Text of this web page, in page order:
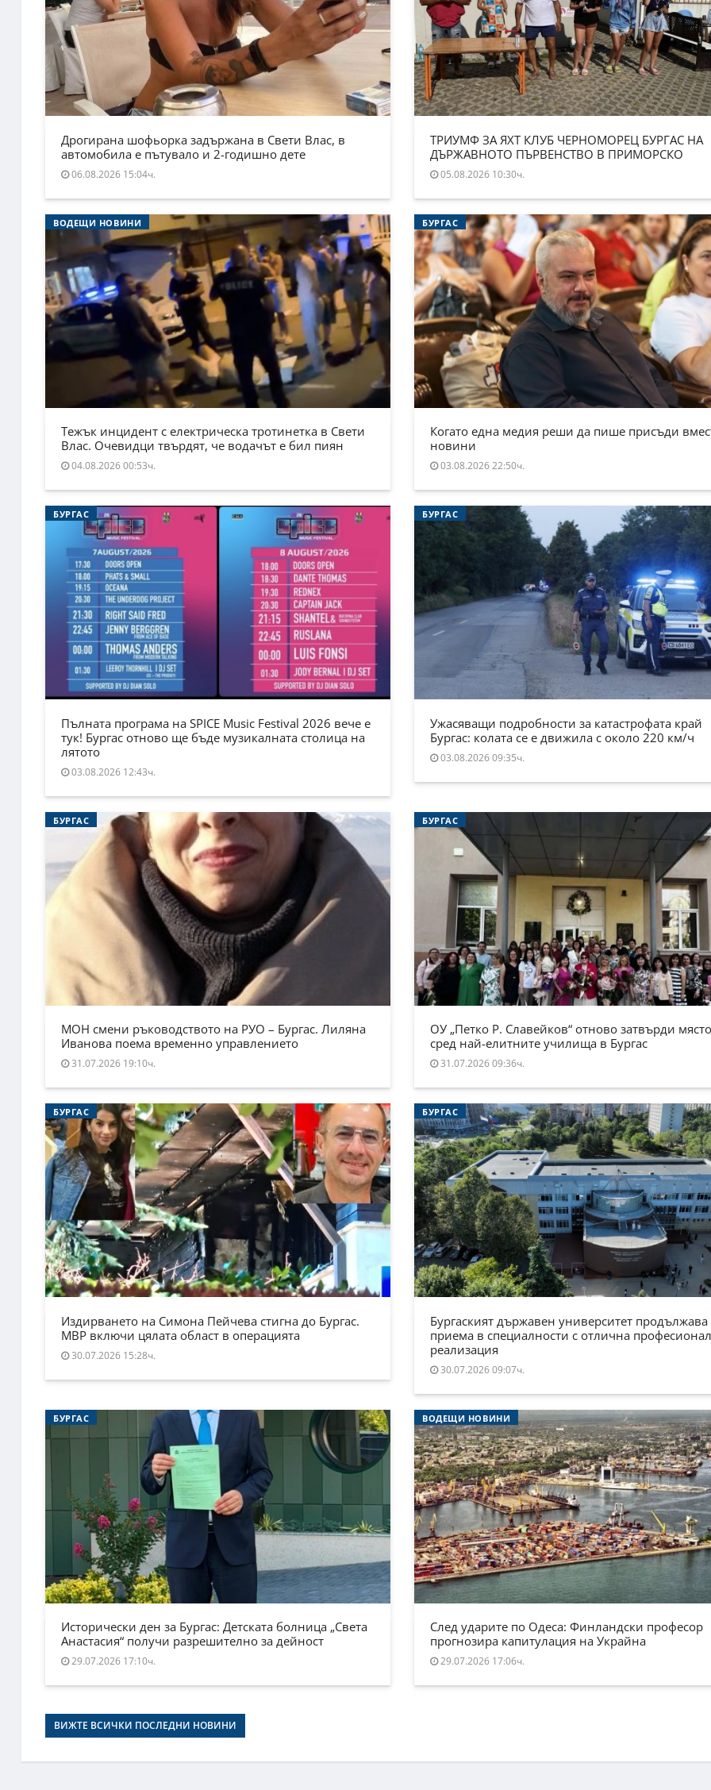
Дрогирана шофьорка задържана в Свети Влас, в
автомобила е пътувало и 2-годишно дете
06.08.2026 15:04ч.
ТРИУМФ ЗА ЯХТ КЛУБ ЧЕРНОМОРЕЦ БУРГАС НА
ДЪРЖАВНОТО ПЪРВЕНСТВО В ПРИМОРСКО
05.08.2026 10:30ч.
ВОДЕЩИ НОВИНИ
Тежък инцидент с електрическа тротинетка в Свети
Влас. Очевидци твърдят, че водачът е бил пиян
04.08.2026 00:53ч.
БУРГАС
Когато една медия реши да пише присъди
новини
03.08.2026 22:50ч.
БУРГАС
Пълната програма на SPICE Music Festival 2026 вече е
тук! Бургас отново ще бъде музикалната столица на
лятото
03.08.2026 12:43ч.
БУРГАС
Ужасяващи подробности за катастрофата край
Бургас: колата се е движила с около 220 км/ч
03.08.2026 09:35ч.
БУРГАС
МОН смени ръководството на РУО – Бургас. Лиляна
Иванова поема временно управлението
31.07.2026 19:10ч.
БУРГАС
ОУ „Петко Р. Славейков“ отново затвърди
сред най-елитните училища в Бургас
31.07.2026 09:36ч.
БУРГАС
Издирването на Симона Пейчева стигна до Бургас.
МВР включи цялата област в операцията
30.07.2026 15:28ч.
БУРГАС
Бургаският държавен университет продължава
приема в специалности с отлична
реализация
30.07.2026 09:07ч.
БУРГАС
Исторически ден за Бургас: Детската болница „Света
Анастасия“ получи разрешително за дейност
29.07.2026 17:10ч.
ВОДЕЩИ НОВИНИ
След ударите по Одеса: Финландски професор
прогнозира капитулация на Украйна
29.07.2026 17:06ч.
ВИЖТЕ ВСИЧКИ ПОСЛЕДНИ НОВИНИ